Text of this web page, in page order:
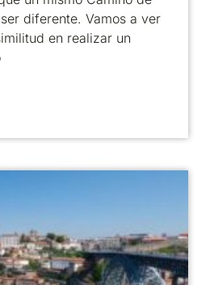
diferente. Vamos a ver
en realizar un